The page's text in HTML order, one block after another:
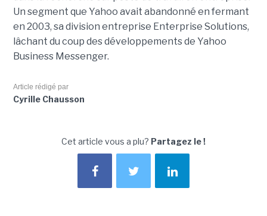
Un segment que Yahoo avait abandonné en fermant
en 2003, sa division entreprise Enterprise Solutions,
lâchant du coup des développements de Yahoo
Business Messenger.
Article rédigé par
Cyrille Chausson
Cet article vous a plu? Partagez le !